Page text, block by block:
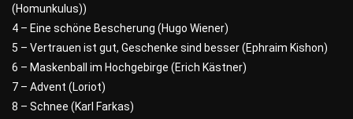
(Homunkulus))
4 – Eine schöne Bescherung (Hugo Wiener)
5 – Vertrauen ist gut, Geschenke sind besser (Ephraim Kishon)
6 – Maskenball im Hochgebirge (Erich Kästner)
7 – Advent (Loriot)
8 – Schnee (Karl Farkas)